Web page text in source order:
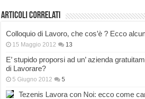
Articoli correlati
Colloquio di Lavoro, che cos’è ? Ecco
15 Maggio 2012 13
E’ stupido proporsi ad un’ azienda
di Lavorare?
5 Giugno 2012 5
Tezenis Lavora con Noi: ecco come